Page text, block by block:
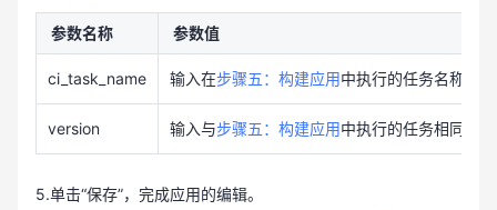
参数名称 参数值
ci_task_name 输入在步骤五：构建应用中执行的任务名称。
version 输入与步骤五：构建应用中执行的任务相同的
5.单击“保存”，完成应用的编辑。